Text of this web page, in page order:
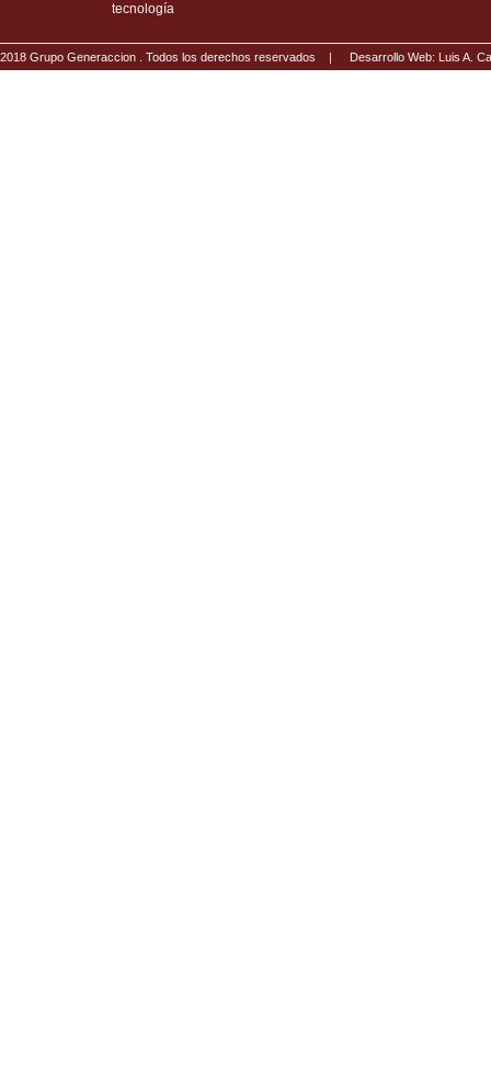
tecnología
2018 Grupo Generaccion . Todos los derechos reservados | Desarrollo Web: Luis